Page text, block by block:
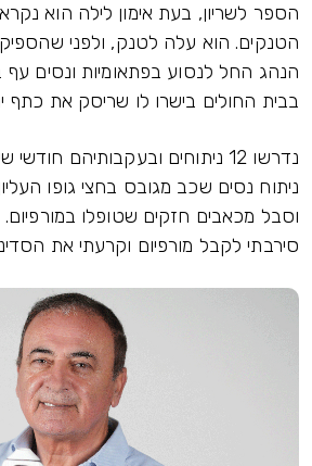
הספר לשריון, בעת אימון לילה הוא
הטנקים. הוא עלה לטנק, ולפני
הנהג החל לנסוע בפתאומיות ונסים
בבית החולים בישרו לו שריסק את כתף
נדרשו 12 ניתוחים ובעקבותיהם
וסבל מכאבים חזקים שטופלו במורפיום.
סירבתי לקבל מורפיום וקרעתי את